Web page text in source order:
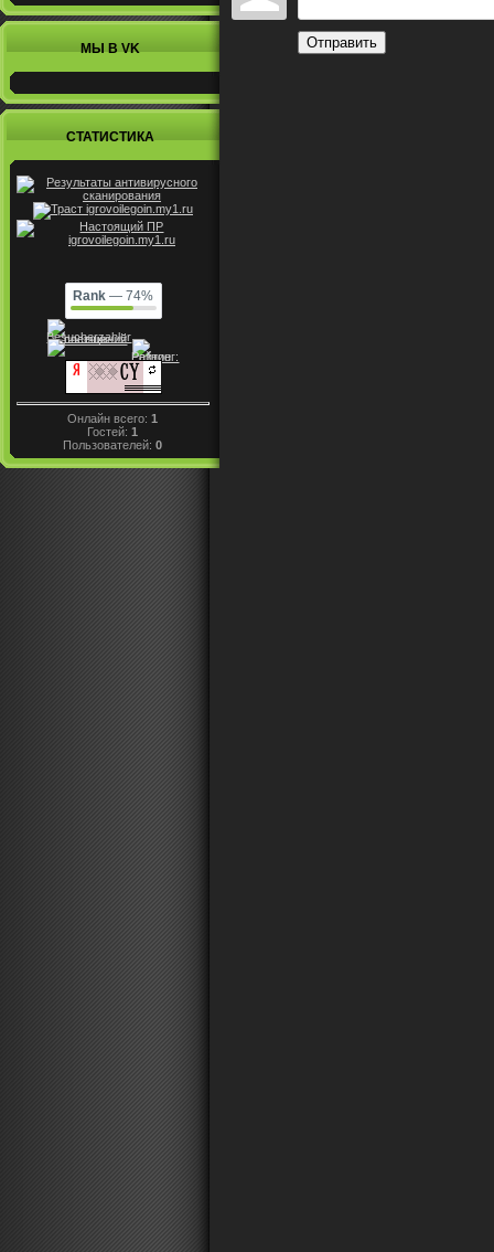
МЫ В VK
СТАТИСТИКА
Rank — 74%
Онлайн всего:1
Гостей:1
Пользователей:0
Отправить